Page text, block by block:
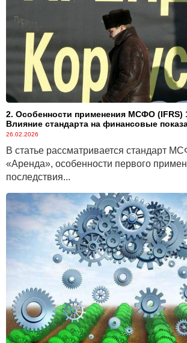
2. Особенности применения МСФО (IFRS)
Влияние стандарта на финансовые
26.02.2026
В статье рассматривается стандарт
«Аренда», особенности первого
последствия...